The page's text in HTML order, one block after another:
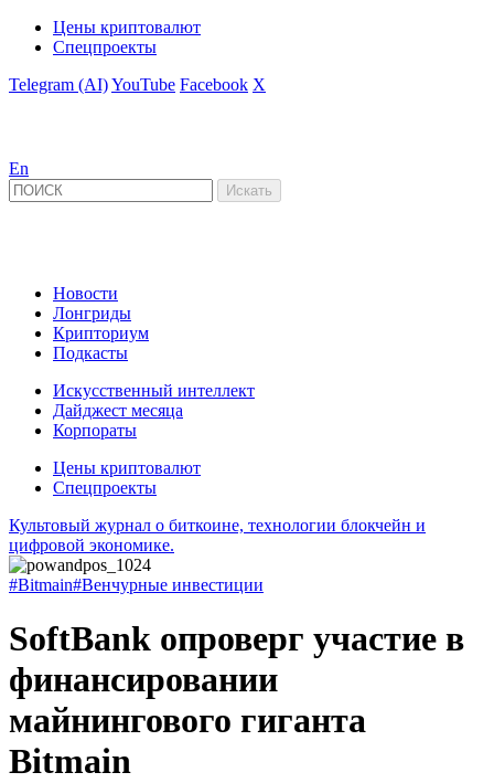
Цены криптовалют
Спецпроекты
Telegram (AI)YouTube Facebook X
En
Новости
Лонгриды
Крипториум
Подкасты
Искусственный интеллект
Дайджест месяца
Корпораты
Цены криптовалют
Спецпроекты
Культовый журнал о биткоине, технологии блокчейн и
цифровой экономике.
#Bitmain#Венчурные инвестиции
SoftBank опроверг участие в
финансировании
майнингового гиганта
Bitmain